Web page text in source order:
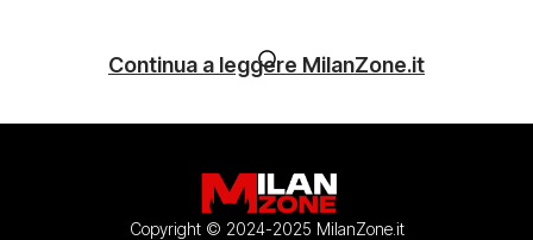
Continua a leggere MilanZone.it
Copyright © 2024-2025 MilanZone.it